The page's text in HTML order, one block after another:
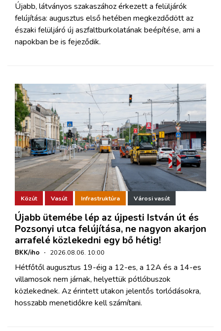
Újabb, látványos szakaszához érkezett a felüljárók
felújítása: augusztus első hetében megkezdődött az
északi felüljáró új aszfaltburkolatának beépítése, ami a
napokban be is fejeződik.
Közút Vasút Infrastruktúra Városi vasút
Újabb ütemébe lép az újpesti István út és
Pozsonyi utca felújítása, ne nagyon akarjon
arrafelé közlekedni egy bő hétig!
BKK/iho · 2026.08.06. 10:00
Hétfőtől augusztus 19-éig a 12-es, a 12A és a 14-es
villamosok nem járnak, helyettük pótlóbuszok
közlekednek. Az érintett utakon jelentős torlódásokra,
hosszabb menetidőkre kell számítani.